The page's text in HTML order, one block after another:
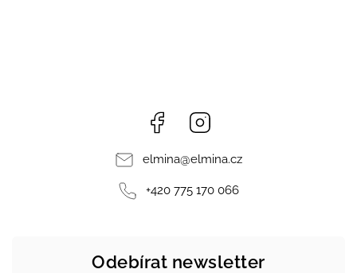
Facebook
elmina@elmina.cz
+420 775 170 066
Odebírat newsletter